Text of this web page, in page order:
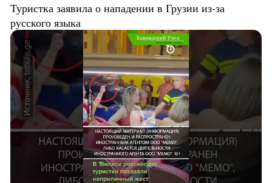
Туристка заявила о нападении в Грузии из-за
русского языка